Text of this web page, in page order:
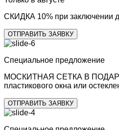
СКИДКА 10% при заключении
ОТПРАВИТЬ ЗАЯВКУ
Специальное предложение
МОСКИТНАЯ СЕТКА В
пластикового окна или
ОТПРАВИТЬ ЗАЯВКУ